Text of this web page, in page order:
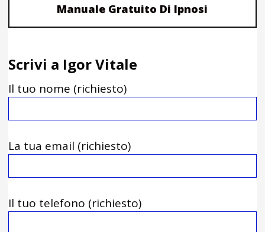
Manuale Gratuito Di Ipnosi
Scrivi a Igor Vitale
Il tuo nome (richiesto)
La tua email (richiesto)
Il tuo telefono (richiesto)